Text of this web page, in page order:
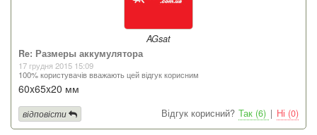
AGsat
Re: Размеры аккумулятора
17 грудня 2015 15:09
100% користувачів вважають цей відгук корисним
60x65x20 мм
Відгук корисний? Так (6) | Ні (0)
відповісти